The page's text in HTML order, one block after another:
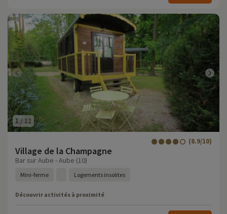
1 / 12
Village de la Champagne
(8.9/10)
Bar sur Aube - Aube (10)
Mini-ferme Logements insolites
Découvrir activités à proximité